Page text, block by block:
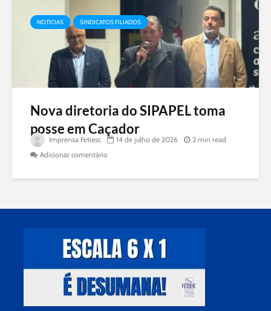
NOTÍCIAS SINDICATOS FILIADOS
Nova diretoria do SIPAPEL toma
posse em Caçador
Imprensa Fetiesc 14 de julho de 2026
2 min read
Adicionar comentário